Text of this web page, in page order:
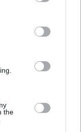
party tags to
in below Google
the
κλίματος
σε
Μόσχας από
Τι
Ρωσίας);»